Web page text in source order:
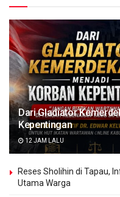
Dari Gladiator
Kepentingan
12 JAM LALU
Reses Sholihin di Tapau,
Utama Warga